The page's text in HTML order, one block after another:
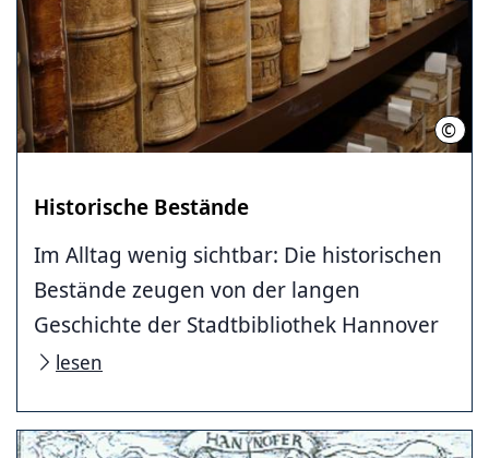
©
Historische Bestände
Im Alltag wenig sichtbar: Die historischen
Bestände zeugen von der langen
Geschichte der Stadtbibliothek Hannover
lesen